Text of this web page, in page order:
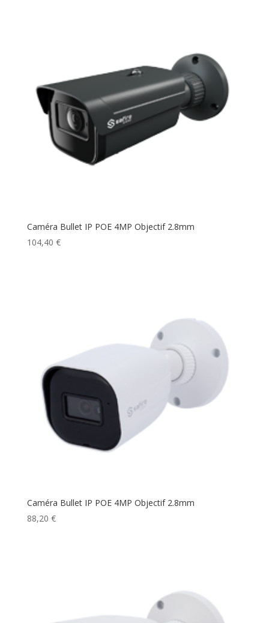
Caméra Bullet IP POE 4MP Objectif 2.8mm
104,40 €
Caméra Bullet IP POE 4MP Objectif 2.8mm
88,20 €